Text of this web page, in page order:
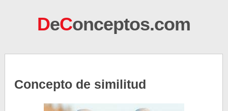
DeConceptos.com
Concepto de similitud